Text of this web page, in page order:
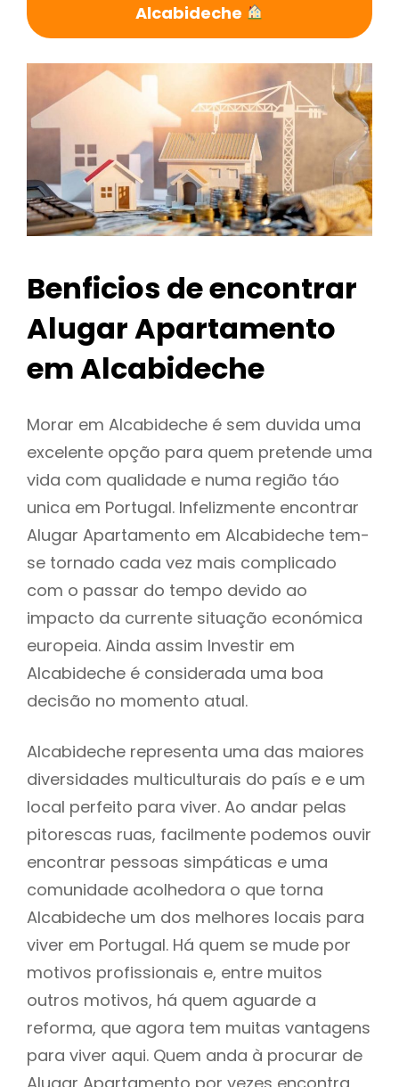
Alcabideche
Benficios de encontrar
Alugar Apartamento
em Alcabideche
Morar em Alcabideche é sem duvida uma
excelente opção para quem pretende uma
vida com qualidade e numa região táo
unica em Portugal. Infelizmente encontrar
Alugar Apartamento em Alcabideche tem-
se tornado cada vez mais complicado
com o passar do tempo devido ao
impacto da currente situação económica
europeia. Ainda assim Investir em
Alcabideche é considerada uma boa
decisão no momento atual.
Alcabideche representa uma das maiores
diversidades multiculturais do país e e um
local perfeito para viver. Ao andar pelas
pitorescas ruas, facilmente podemos ouvir
encontrar pessoas simpáticas e uma
comunidade acolhedora o que torna
Alcabideche um dos melhores locais para
viver em Portugal. Há quem se mude por
motivos profissionais e, entre muitos
outros motivos, há quem aguarde a
reforma, que agora tem muitas vantagens
para viver aqui. Quem anda à procurar de
Alugar Apartamento por vezes encontra